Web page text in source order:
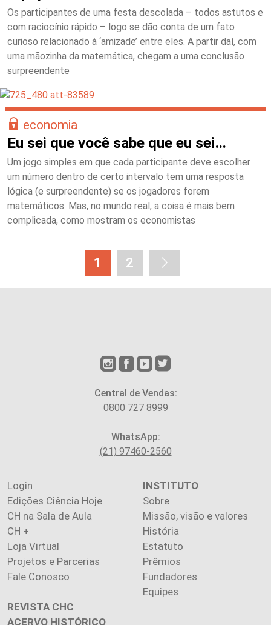
Os participantes de uma festa descolada – todos astutos e
com raciocínio rápido – logo se dão conta de um fato
curioso relacionado à ‘amizade’ entre eles. A partir daí, com
uma mãozinha da matemática, chegam a uma conclusão
surpreendente
economia
Eu sei que você sabe que eu sei…
Um jogo simples em que cada participante deve escolher
um número dentro de certo intervalo tem uma resposta
lógica (e surpreendente) se os jogadores forem
matemáticos. Mas, no mundo real, a coisa é mais bem
complicada, como mostram os economistas
1 2
Central de Vendas:
0800 727 8999
WhatsApp:
(21) 97460-2560
Login
Edições Ciência Hoje
CH na Sala de Aula
CH +
Loja Virtual
Projetos e Parcerias
Fale Conosco
INSTITUTO
Sobre
Missão, visão e valores
História
Estatuto
Prêmios
Fundadores
Equipes
REVISTA CHC
ACERVO HISTÓRICO